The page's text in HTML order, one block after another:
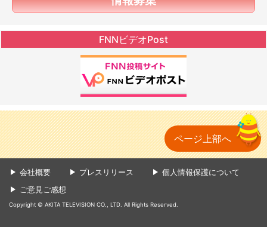
FNNビデオPost
ページ上部へ
会社概要 プレスリリース
個人情報保護について
ご意見ご感想
Copyright © AKITA TELEVISION CO., LTD. All Rights Reserved.